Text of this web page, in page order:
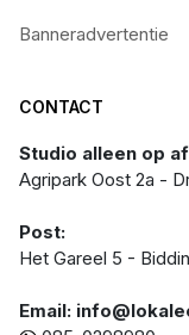
Banneradvertentie
CONTACT
Studio alleen op
Agripark Oost 2a -
Post:
Het Gareel 5 -
Email: